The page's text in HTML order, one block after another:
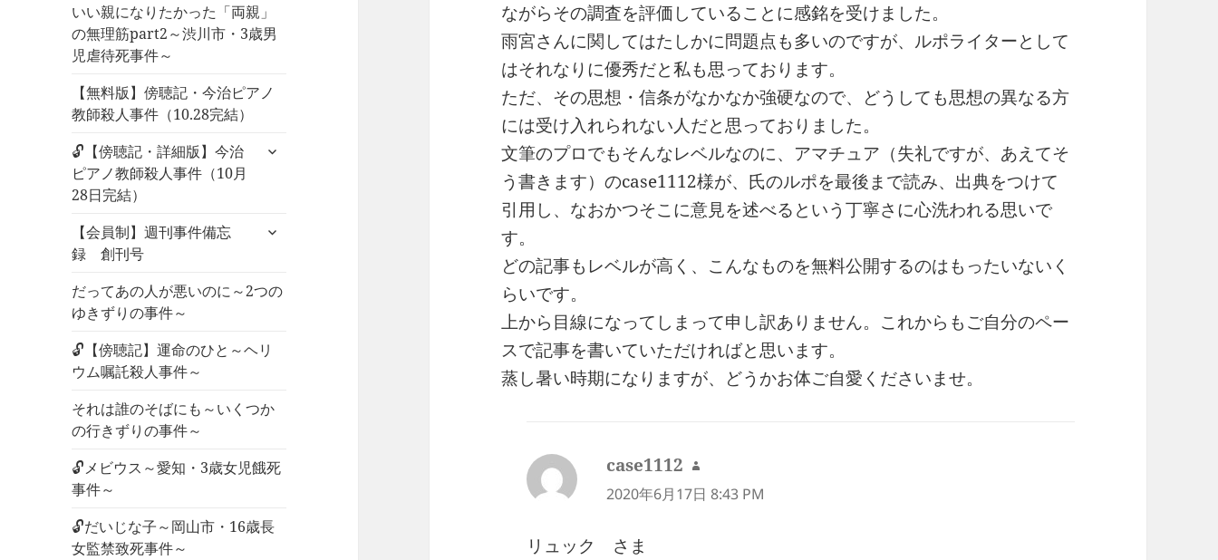
いい親になりたかった「両親」
の無理筋part2～渋川市・3歳男
児虐待死事件～
【無料版】傍聴記・今治ピアノ
教師殺人事件（10.28完結）
🔓【傍聴記・詳細版】今治
ピアノ教師殺人事件（10月
28日完結）
サ
ュ
展
【会員制】週刊事件備忘
録 創刊号
サ
ニ
を
だってあの人が悪いのに～2つの
ゆきずりの事件～
🔓【傍聴記】運命のひと～ヘリ
ウム嘱託殺人事件～
それは誰のそばにも～いくつか
の行きずりの事件～
🔓メビウス～愛知・3歳女児餓死
事件～
🔓だいじな子～岡山市・16歳長
女監禁致死事件～
ながらその調査を評価していることに感銘を受けました。
雨宮さんに関してはたしかに問題点も多いのですが、ルポライターとして
はそれなりに優秀だと私も思っております。
ただ、その思想・信条がなかなか強硬なので、どうしても思想の異なる方
には受け入れられない人だと思っておりました。
文筆のプロでもそんなレベルなのに、アマチュア（失礼ですが、あえてそ
う書きます）のcase1112様が、氏のルポを最後まで読み、出典をつけて
引用し、なおかつそこに意見を述べるという丁寧さに心洗われる思いで
す。
どの記事もレベルが高く、こんなものを無料公開するのはもったいないく
らいです。
上から目線になってしまって申し訳ありません。これからもご自分のペー
スで記事を書いていただければと思います。
蒸し暑い時期になりますが、どうかお体ご自愛くださいませ。
case1112
よ
り:
2020年6月17日 8:43 PM
リュック さま